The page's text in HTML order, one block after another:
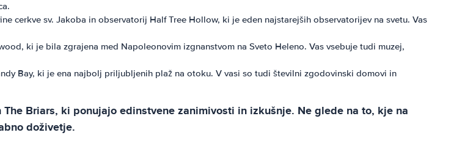
cerkve sv. Jakoba in observatorij Half Tree Hollow, ki je eden najstarejših observatorijev na svetu. Vas
ki je bila zgrajena med Napoleonovim izgnanstvom na Sveto Heleno. Vas vsebuje tudi muzej,
Bay, ki je ena najbolj priljubljenih plaž na otoku. V vasi so tudi številni zgodovinski domovi in
Briars, ki ponujajo edinstvene zanimivosti in izkušnje. Ne glede na to, kje na
doživetje.